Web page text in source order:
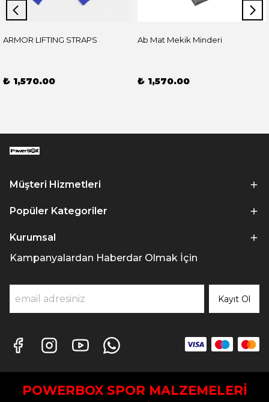
ARMOR LIFTING STRAPS
₺ 1,570.00
Ab Mat Mekik Minderi
₺ 1,570.00
Müşteri Hizmetleri
Popüler Kategoriler
Kurumsal
Kampanyalardan Haberdar Olmak İçin
Kayıt Ol
POWERBOX SPOR MALZEMELERİ